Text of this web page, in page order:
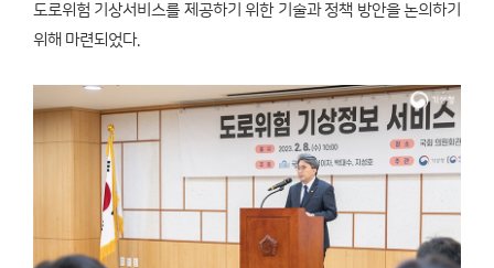
도로위험 기상서비스를 제공하기 위한 기술과 정책 방안을 논의하기
위해 마련되었다.